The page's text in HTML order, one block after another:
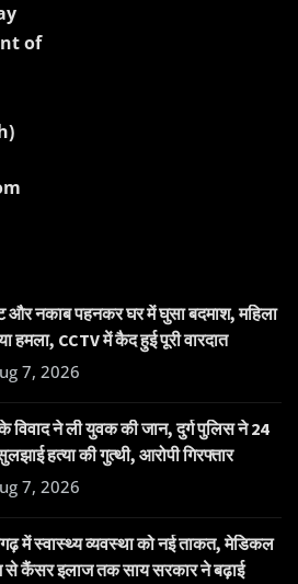
of
और नकाब पहनकर घर में घुसा बदमाश, महिला
हमला, CCTV में कैद हुई पूरी वारदात
7, 2026
विवाद ने ली युवक की जान, दुर्ग पुलिस ने 24
हत्या की गुत्थी, आरोपी गिरफ्तार
7, 2026
में स्वास्थ्य व्यवस्था को नई ताकत, मेडिकल
कैंसर इलाज तक साय सरकार ने बढ़ाई